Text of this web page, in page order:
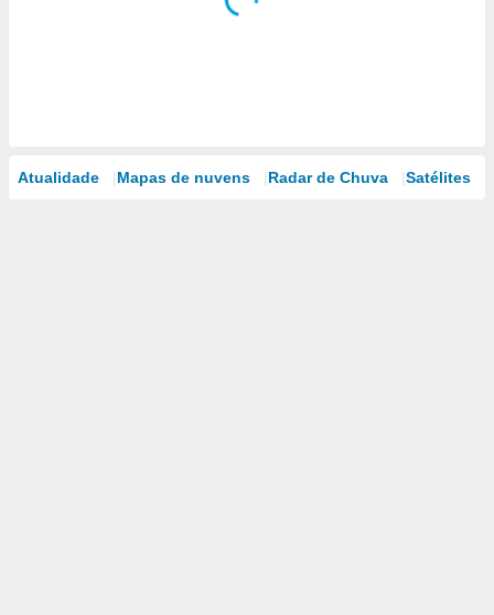
Atualidade Mapas de nuvens Radar de Chuva Satélites